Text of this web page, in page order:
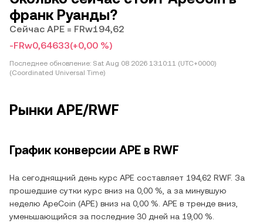
франк Руанды?
Сейчас APE = FRw194,62
-FRw0,64633(+0,00 %)
Последнее обновление: Sat Aug 08 2026 13:10:11 (UTC+0000)
(Coordinated Universal Time)
Рынки APE/RWF
График конверсии APE в RWF
На сегоднящний день курс APE составляет 194,62 RWF. За
прошедшие сутки курс вниз на 0,00 %, а за минувшую
неделю ApeCoin (APE) вниз на 0,00 %. APE в тренде вниз,
уменьшающийся за последние 30 дней на 19,00 %.